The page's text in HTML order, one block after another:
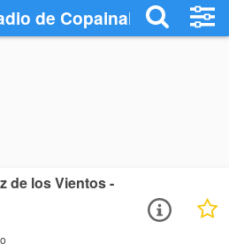
de Copainala
de los Vientos -